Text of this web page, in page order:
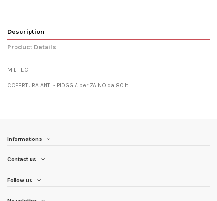
Description
Product Details
MIL-TEC
COPERTURA ANTI - PIOGGIA per ZAINO da 80 lt
Informations
Contact us
Follow us